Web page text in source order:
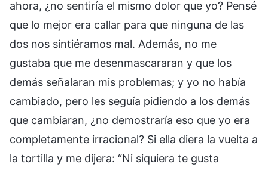
ahora, ¿no sentiría el mismo dolor que yo? Pensé
que lo mejor era callar para que ninguna de las
dos nos sintiéramos mal. Además, no me
gustaba que me desenmascararan y que los
demás señalaran mis problemas; y yo no había
cambiado, pero les seguía pidiendo a los demás
que cambiaran, ¿no demostraría eso que yo era
completamente irracional? Si ella diera la vuelta a
la tortilla y me dijera: “Ni siquiera te gusta